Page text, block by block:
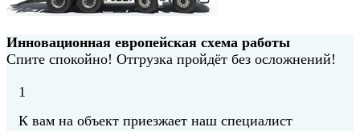
Инновационная европейская схема работы
Спите спокойно! Отгрузка пройдёт без осложнений!
1
К вам на объект приезжает наш специалист